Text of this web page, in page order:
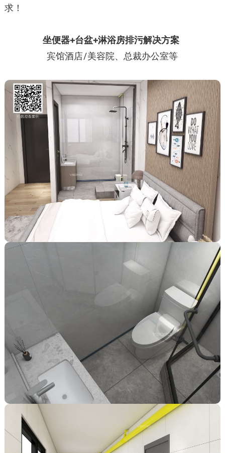
求！
坐便器+台盆+淋浴房排污解决方案
宾馆酒店/美容院、总裁办公室等